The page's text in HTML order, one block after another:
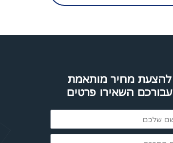
להצעת מחיר מותאמת
עבורכם השאירו פרטים